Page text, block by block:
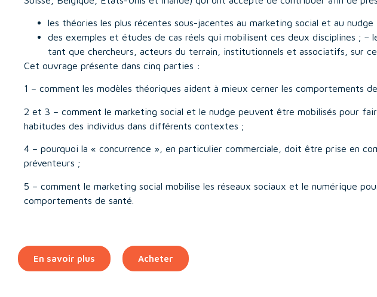
les théories les plus récentes sous-jacentes au marketing social et au nudge
des exemples et études de cas réels qui mobilisent ces deux disciplines ; −
tant que chercheurs, acteurs du terrain, institutionnels et associatifs, sur
Cet ouvrage présente dans cinq parties :
1 – comment les modèles théoriques aident à mieux cerner les comportements
2 et 3 – comment le marketing social et le nudge peuvent être mobilisés pour
habitudes des individus dans différents contextes ;
4 – pourquoi la « concurrence », en particulier commerciale, doit être prise en
préventeurs ;
5 – comment le marketing social mobilise les réseaux sociaux et le numérique
comportements de santé.
En savoir plus Acheter